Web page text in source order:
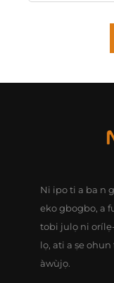
Ni ipo ti a ba n
eko gbogbo, a
tobi julọ ni
lọ, ati a ṣe
àwùjọ.